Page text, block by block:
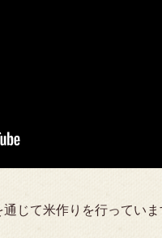
じて米作りを行ってい